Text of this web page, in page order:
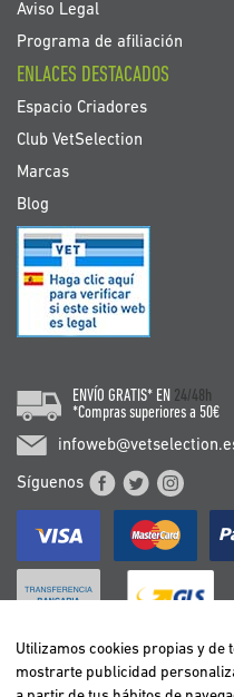
Aviso Legal
Programa de afiliación
ENLACES DESTACADOS
Espacio Criadores
Club VetSelection
Marcas
Blog
ENVÍO GRATIS* EN 24/48h
*Compras superiores a 50€
Síguenos
Utilizamos cookies propias y
mostrarte publicidad